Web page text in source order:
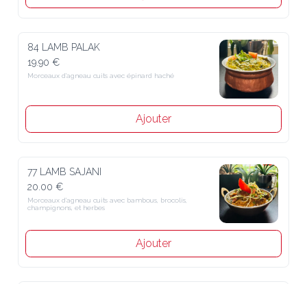
84 LAMB PALAK
19.90 €
Morceaux d’agneau cuits avec épinard haché
Ajouter
77 LAMB SAJANI
20.00 €
Morceaux d’agneau cuits avec bambous, brocolis, champignons, et
herbes
Ajouter